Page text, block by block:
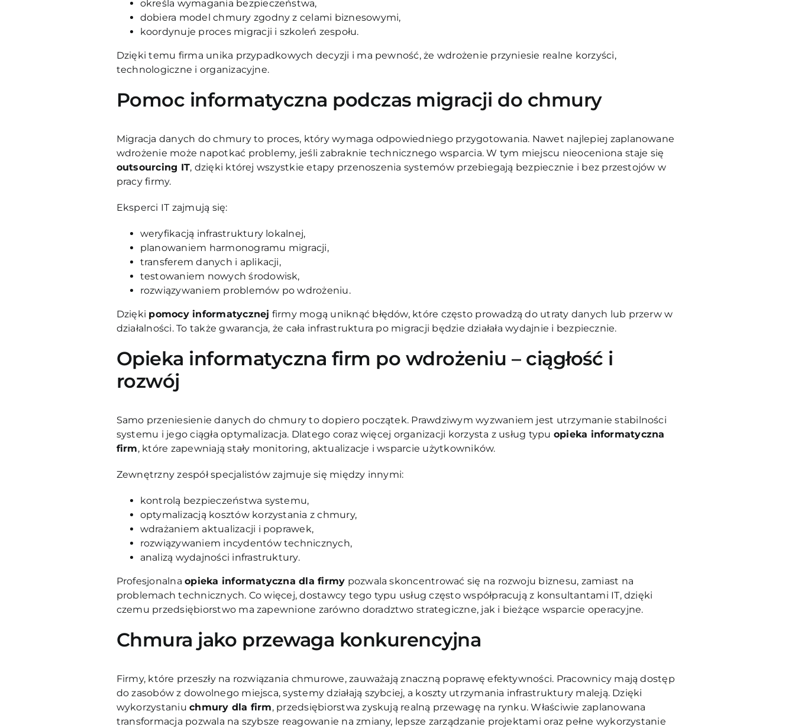
określa wymagania bezpieczeństwa,
dobiera model chmury zgodny z celami biznesowymi,
koordynuje proces migracji i szkoleń zespołu.
Dzięki temu firma unika przypadkowych decyzji i ma pewność, że wdrożenie przyniesie realne korzyści,
technologiczne i organizacyjne.
Pomoc informatyczna podczas migracji do chmury
Migracja danych do chmury to proces, który wymaga odpowiedniego przygotowania. Nawet najlepiej zaplanowane
wdrożenie może napotkać problemy, jeśli zabraknie technicznego wsparcia. W tym miejscu nieoceniona staje się
outsourcing IT, dzięki której wszystkie etapy przenoszenia systemów przebiegają bezpiecznie i bez przestojów w
pracy firmy.
Eksperci IT zajmują się:
weryfikacją infrastruktury lokalnej,
planowaniem harmonogramu migracji,
transferem danych i aplikacji,
testowaniem nowych środowisk,
rozwiązywaniem problemów po wdrożeniu.
Dzięki pomocy informatycznej firmy mogą uniknąć błędów, które często prowadzą do utraty danych lub przerw w
działalności. To także gwarancja, że cała infrastruktura po migracji będzie działała wydajnie i bezpiecznie.
Opieka informatyczna firm po wdrożeniu – ciągłość i
rozwój
Samo przeniesienie danych do chmury to dopiero początek. Prawdziwym wyzwaniem jest utrzymanie stabilności
systemu i jego ciągła optymalizacja. Dlatego coraz więcej organizacji korzysta z usług typu opieka informatyczna
firm, które zapewniają stały monitoring, aktualizacje i wsparcie użytkowników.
Zewnętrzny zespół specjalistów zajmuje się między innymi:
kontrolą bezpieczeństwa systemu,
optymalizacją kosztów korzystania z chmury,
wdrażaniem aktualizacji i poprawek,
rozwiązywaniem incydentów technicznych,
analizą wydajności infrastruktury.
Profesjonalnaopieka informatyczna dla firmy pozwala skoncentrować się na rozwoju biznesu, zamiast na
problemach technicznych. Co więcej, dostawcy tego typu usług często współpracują z konsultantami IT, dzięki
czemu przedsiębiorstwo ma zapewnione zarówno doradztwo strategiczne, jak i bieżące wsparcie operacyjne.
Chmura jako przewaga konkurencyjna
Firmy, które przeszły na rozwiązania chmurowe, zauważają znaczną poprawę efektywności. Pracownicy mają dostęp
do zasobów z dowolnego miejsca, systemy działają szybciej, a koszty utrzymania infrastruktury maleją. Dzięki
wykorzystaniuchmury dla firm, przedsiębiorstwa zyskują realną przewagę na rynku. Właściwie zaplanowana
transformacja pozwala na szybsze reagowanie na zmiany, lepsze zarządzanie projektami oraz pełne wykorzystanie